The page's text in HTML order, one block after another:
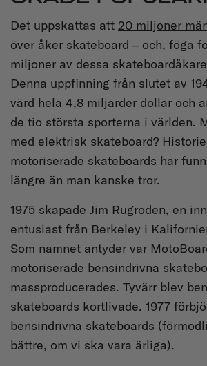
Det uppskattas att 20 miljoner
över åker skateboard – och, föga
miljoner av dessa
Denna uppfinning från slutet av
värd hela 4,8 miljarder dollar och
de tio största sporterna i världen.
med elektrisk skateboard?
motoriserade skateboards har
längre än man kanske tror.
1975 skapade Jim Rugroden, en
entusiast från Berkeley i
Som namnet antyder var
motoriserade bensindrivna
massproducerades. Tyvärr blev
skateboards kortlivade. 1977
bensindrivna skateboards
bättre, om vi ska vara ärliga).